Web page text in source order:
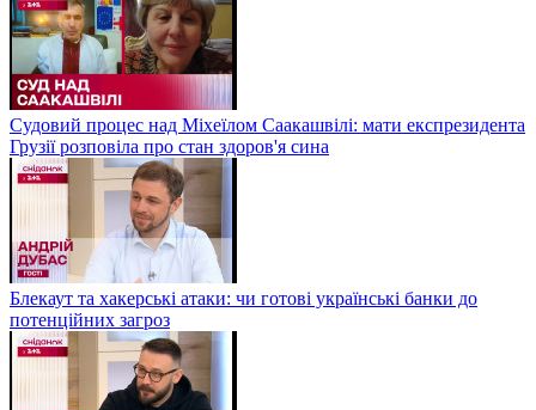
Судовий процес над Міхеїлом Саакашвілі: мати експрезидента
Грузії розповіла про стан здоров'я сина
Блекаут та хакерські атаки: чи готові українські банки до
потенційних загроз